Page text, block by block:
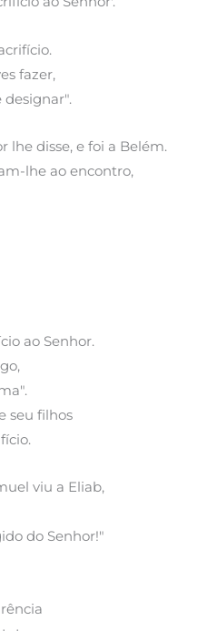
fazer,
lhe disse, e foi a Belém.
lhe ao encontro,
ao Senhor.
seu filhos
viu a Eliab,
do Senhor!"